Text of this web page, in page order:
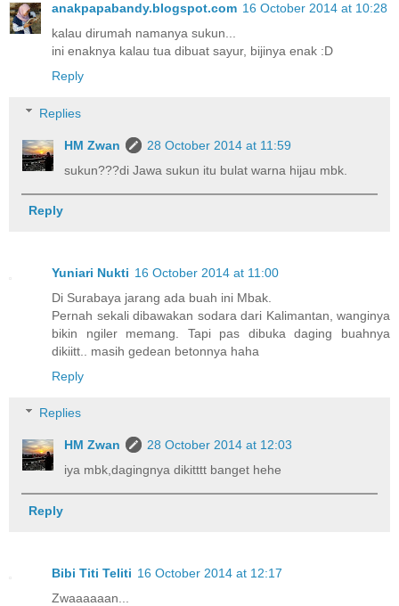
anakpapabandy.blogspot.com 16 October 2014 at 10:28
kalau dirumah namanya sukun...
ini enaknya kalau tua dibuat sayur, bijinya enak :D
Reply
Replies
HM Zwan
28 October 2014 at 11:59
sukun???di Jawa sukun itu bulat warna hijau mbk.
Reply
Yuniari Nukti 16 October 2014 at 11:00
Di Surabaya jarang ada buah ini Mbak.
Pernah sekali dibawakan sodara dari Kalimantan, wanginya
bikin ngiler memang. Tapi pas dibuka daging buahnya
dikiitt.. masih gedean betonnya haha
Reply
Replies
HM Zwan
28 October 2014 at 12:03
iya mbk,dagingnya dikitttt banget hehe
Reply
Bibi Titi Teliti 16 October 2014 at 12:17
Zwaaaaaan...